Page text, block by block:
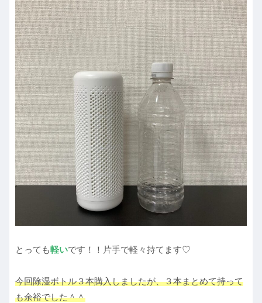
とっても軽いです！！片手で軽々持てます♡
今回除湿ボトル３本購入しましたが、３本まとめて持って
も余裕でした＾＾